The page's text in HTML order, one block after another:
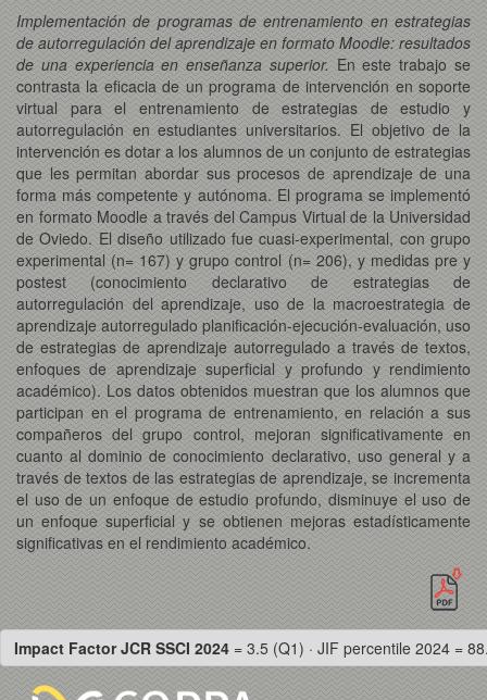
Implementación de programas de entrenamiento en estrategias
de autorregulación del aprendizaje en formato Moodle: resultados
de una experiencia en enseñanza superior. En este trabajo se
contrasta la eficacia de un programa de intervención en soporte
virtual para el entrenamiento de estrategias de estudio y
autorregulación en estudiantes universitarios. El objetivo de la
intervención es dotar a los alumnos de un conjunto de estrategias
que les permitan abordar sus procesos de aprendizaje de una
forma más competente y autónoma. El programa se implementó
en formato Moodle a través del Campus Virtual de la Universidad
de Oviedo. El diseño utilizado fue cuasi-experimental, con grupo
experimental (n= 167) y grupo control (n= 206), y medidas pre y
postest (conocimiento declarativo de estrategias de
autorregulación del aprendizaje, uso de la macroestrategia de
aprendizaje autorregulado planificación-ejecución-evaluación, uso
de estrategias de aprendizaje autorregulado a través de textos,
enfoques de aprendizaje superficial y profundo y rendimiento
académico). Los datos obtenidos muestran que los alumnos que
participan en el programa de entrenamiento, en relación a sus
compañeros del grupo control, mejoran significativamente en
cuanto al dominio de conocimiento declarativo, uso general y a
través de textos de las estrategias de aprendizaje, se incrementa
el uso de un enfoque de estudio profundo, disminuye el uso de
un enfoque superficial y se obtienen mejoras estadísticamente
significativas en el rendimiento académico.
Impact Factor JCR SSCI 2024 = 3.5 (Q1) · JIF percentile 2024 =